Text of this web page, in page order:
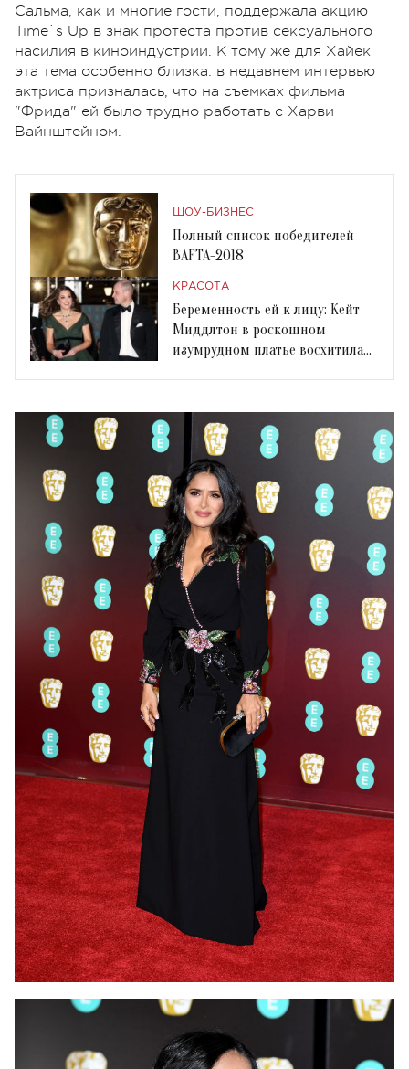
Сальма, как и многие гости, поддержала акцию
Time`s Up в знак протеста против сексуального
насилия в киноиндустрии. К тому же для Хайек
эта тема особенно близка: в недавнем интервью
актриса призналась, что на съемках фильма
"Фрида" ей было трудно работать с Харви
Вайнштейном.
ШОУ-БИЗНЕС
Полный список победителей
BAFTA-2018
КРАСОТА
Беременность ей к лицу: Кейт
Миддлтон в роскошном
изумрудном платье восхитила